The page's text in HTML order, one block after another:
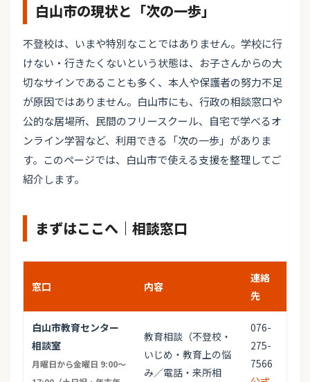
白山市の現状と「次の一歩」
不登校は、いまや特別なことではありません。学校に行
けない・行きたくないという状態は、お子さんからの大
切なサインであることも多く、本人や保護者の努力不足
が原因ではありません。白山市にも、行政の相談窓口や
公的な居場所、民間のフリースクール、自宅で学べるオ
ンライン学習など、利用できる「次の一歩」がありま
す。このページでは、白山市で使える支援を整理してご
紹介します。
まずはここへ｜相談窓口
窓口 内容
連絡
先
白山市教育センター
相談室
月曜日から金曜日 9:00～
教育相談（不登校・
いじめ・教育上の悩
み／電話・来所相
076-
275-
7566